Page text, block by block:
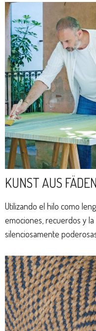
KUNST AUS FÄDEN
Utilizando el hilo como
emociones, recuerdos y
silenciosamente